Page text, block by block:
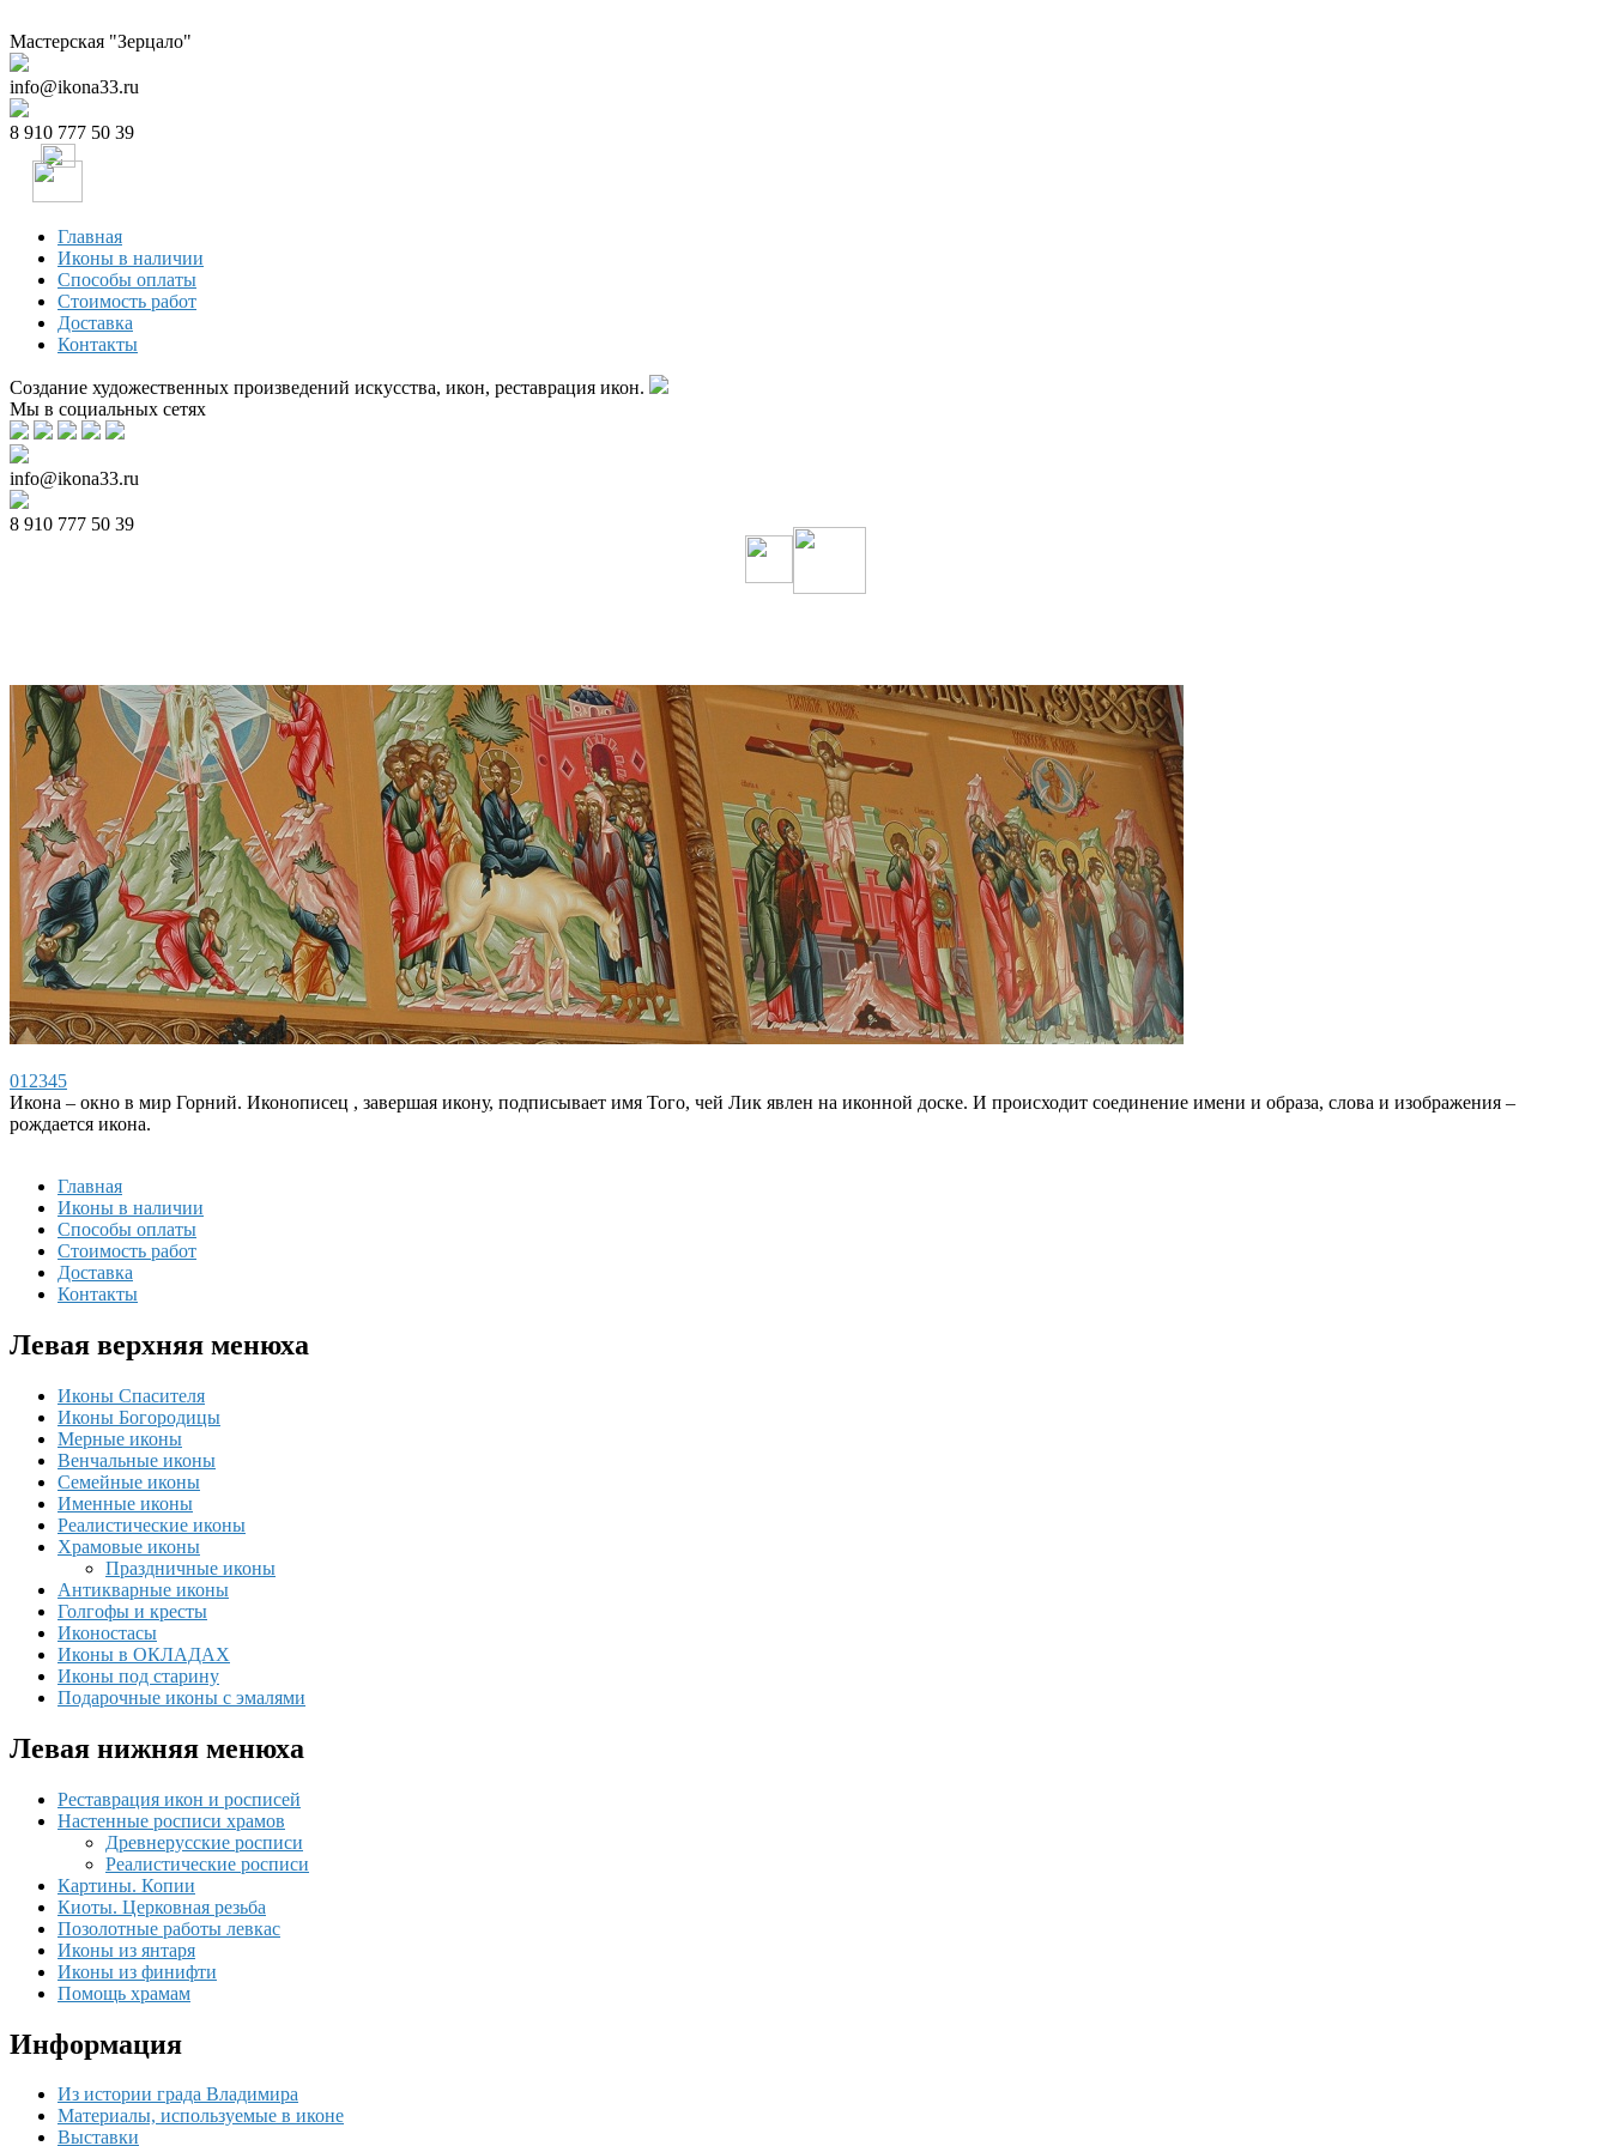
Мастерская "Зерцало"
info@ikona33.ru
8 910 777 50 39
Главная
Иконы в наличии
Способы оплаты
Стоимость работ
Доставка
Контакты
Создание художественных произведений искусства, икон, реставрация икон.
Мы в социальных сетях
info@ikona33.ru
8 910 777 50 39
01 2345
Икона – окно в мир Горний. Иконописец , завершая икону, подписывает имя Того, чей Лик явлен на иконной доске. И происходит соединение имени и образа, слова и изображения –
рождается икона.
Главная
Иконы в наличии
Способы оплаты
Стоимость работ
Доставка
Контакты
Левая верхняя менюха
Иконы Спасителя
Иконы Богородицы
Мерные иконы
Венчальные иконы
Семейные иконы
Именные иконы
Реалистические иконы
Храмовые иконы
Праздничные иконы
Антикварные иконы
Голгофы и кресты
Иконостасы
Иконы в ОКЛАДАХ
Иконы под старину
Подарочные иконы с эмалями
Левая нижняя менюха
Реставрация икон и росписей
Настенные росписи храмов
Древнерусские росписи
Реалистические росписи
Картины. Копии
Киоты. Церковная резьба
Позолотные работы левкас
Иконы из янтаря
Иконы из финифти
Помощь храмам
Информация
Из истории града Владимира
Материалы, используемые в иконе
Выставки